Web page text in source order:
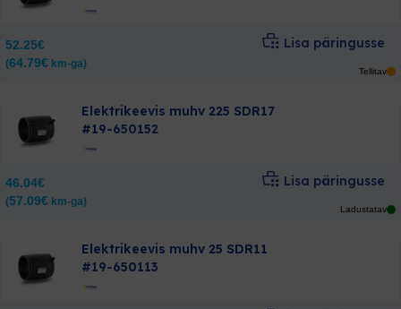
52.25€
(64.79€ km-ga)
Lisa päringusse
Tellitav
Elektrikeevis muhv 225 SDR17
#19-650152
46.04€
(57.09€ km-ga)
Lisa päringusse
Ladustatav
Elektrikeevis muhv 25 SDR11
#19-650113